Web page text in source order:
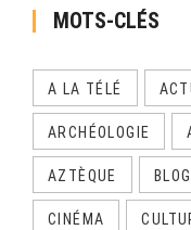
MOTS-CLÉS
A LA TÉLÉ
ARCHÉOLOGIE
AZTÈQUE
CINÉMA